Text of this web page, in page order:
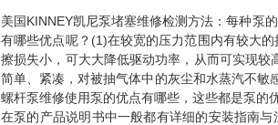
美国KINNEY凯尼泵堵塞维修检测方法：每种泵
有哪些优点呢？(1)在较宽的压力范围内有较大
擦损失小，可大大降低驱动功率，从而可实现
简单、紧凑，对被抽气体中的灰尘和水蒸汽不
螺杆泵维修使用泵的优点有哪些，这些都是泵的
在泵的产品说明书中一般都有详细的安装指南